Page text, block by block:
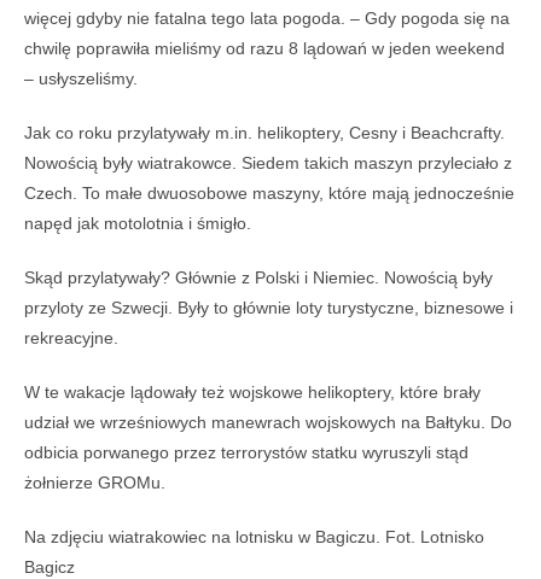
więcej gdyby nie fatalna tego lata pogoda. – Gdy pogoda się na
chwilę poprawiła mieliśmy od razu 8 lądowań w jeden weekend
– usłyszeliśmy.
Jak co roku przylatywały m.in. helikoptery, Cesny i Beachcrafty.
Nowością były wiatrakowce. Siedem takich maszyn przyleciało z
Czech. To małe dwuosobowe maszyny, które mają jednocześnie
napęd jak motolotnia i śmigło.
Skąd przylatywały? Głównie z Polski i Niemiec. Nowością były
przyloty ze Szwecji. Były to głównie loty turystyczne, biznesowe i
rekreacyjne.
W te wakacje lądowały też wojskowe helikoptery, które brały
udział we wrześniowych manewrach wojskowych na Bałtyku. Do
odbicia porwanego przez terrorystów statku wyruszyli stąd
żołnierze GROMu.
Na zdjęciu wiatrakowiec na lotnisku w Bagiczu. Fot. Lotnisko
Bagicz